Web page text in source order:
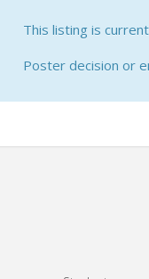
This listing is
Poster decision or